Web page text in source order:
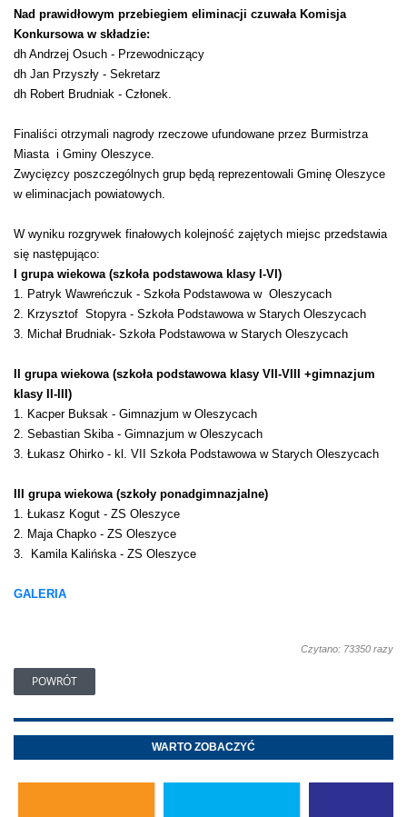
Nad prawidłowym przebiegiem eliminacji czuwała Komisja
Konkursowa w składzie:
dh Andrzej Osuch - Przewodniczący
dh Jan Przyszły - Sekretarz
dh Robert Brudniak - Członek.
Finaliści otrzymali nagrody rzeczowe ufundowane przez Burmistrza
Miasta i Gminy Oleszyce.
Zwycięzcy poszczególnych grup będą reprezentowali Gminę Oleszyce
w eliminacjach powiatowych.
W wyniku rozgrywek finałowych kolejność zajętych miejsc przedstawia
się następująco:
I grupa wiekowa (szkoła podstawowa klasy I-VI)
1. Patryk Wawreńczuk - Szkoła Podstawowa w Oleszycach
2. Krzysztof Stopyra - Szkoła Podstawowa w Starych Oleszycach
3. Michał Brudniak- Szkoła Podstawowa w Starych Oleszycach
II grupa wiekowa (szkoła podstawowa klasy VII-VIII +gimnazjum
klasy II-III)
1. Kacper Buksak - Gimnazjum w Oleszycach
2. Sebastian Skiba - Gimnazjum w Oleszycach
3. Łukasz Ohirko - kl. VII Szkoła Podstawowa w Starych Oleszycach
III grupa wiekowa (szkoły ponadgimnazjalne)
1. Łukasz Kogut - ZS Oleszyce
2. Maja Chapko - ZS Oleszyce
3. Kamila Kalińska - ZS Oleszyce
GALERIA
Czytano: 73350 razy
POWRÓT
WARTO ZOBACZYĆ